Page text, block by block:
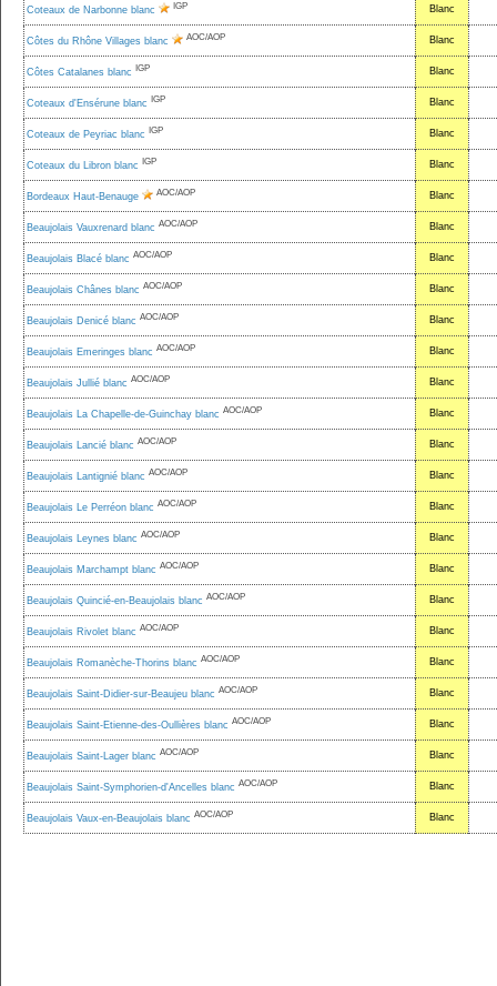
Coteaux de Narbonne blanc IGP Blanc
Côtes du Rhône Villages blanc AOC/AOP Blanc
Côtes Catalanes blanc IGP Blanc
Coteaux d'Ensérune blanc IGP Blanc
Coteaux de Peyriac blanc IGP Blanc
Coteaux du Libron blanc IGP Blanc
Bordeaux Haut-Benauge AOC/AOP Blanc
Beaujolais Vauxrenard blanc AOC/AOP Blanc
Beaujolais Blacé blanc AOC/AOP Blanc
Beaujolais Chânes blanc AOC/AOP Blanc
Beaujolais Denicé blanc AOC/AOP Blanc
Beaujolais Emeringes blanc AOC/AOP Blanc
Beaujolais Jullié blanc AOC/AOP Blanc
Beaujolais La Chapelle-de-Guinchay blanc AOC/AOP Blanc
Beaujolais Lancié blanc AOC/AOP Blanc
Beaujolais Lantignié blanc AOC/AOP Blanc
Beaujolais Le Perréon blanc AOC/AOP Blanc
Beaujolais Leynes blanc AOC/AOP Blanc
Beaujolais Marchampt blanc AOC/AOP Blanc
Beaujolais Quincié-en-Beaujolais blanc AOC/AOP Blanc
Beaujolais Rivolet blanc AOC/AOP Blanc
Beaujolais Romanèche-Thorins blanc AOC/AOP Blanc
Beaujolais Saint-Didier-sur-Beaujeu blanc AOC/AOP Blanc
Beaujolais Saint-Etienne-des-Oullières blanc AOC/AOP Blanc
Beaujolais Saint-Lager blanc AOC/AOP Blanc
Beaujolais Saint-Symphorien-d'Ancelles blanc AOC/AOP Blanc
Beaujolais Vaux-en-Beaujolais blanc AOC/AOP Blanc